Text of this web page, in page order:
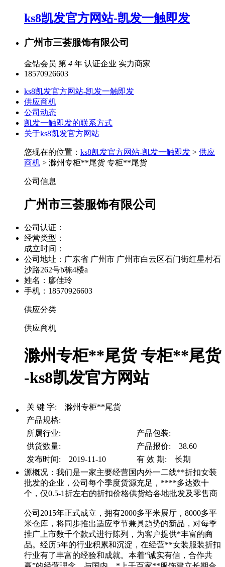
ks8凯发官方网站-凯发一触即发
广州市三荟服饰有限公司
金钻会员 第 4 年 认证企业 实力商家
18570926603
ks8凯发官方网站-凯发一触即发
供应商机
公司动态
凯发一触即发的联系方式
关于ks8凯发官方网站
您现在的位置： ks8凯发官方网站-凯发一触即发 > 供应
商机 > 滁州专柜**尾货 专柜**尾货
公司信息
广州市三荟服饰有限公司
公司认证：
经营类型：
成立时间：
公司地址： 广东省 广州市 广州市白云区石门街红星村石
沙路262号b栋4楼a
姓名：廖佳玲
手机：18570926603
供应分类
供应商机
滁州专柜**尾货 专柜**尾货
-ks8凯发官方网站
关 键 字: 滁州专柜**尾货
产品规格:
所属行业:
产品包装:
供货数量:
产品报价: 38.60
发布时间: 2019-11-10
有 效 期: 长期
源概况：我们是一家主要经营国内外一二线**折扣女装
批发的企业，公司每个季度货源充足，****多达数十
个，仅0.5-1折左右的折扣价格供货给各地批发及零售商
公司2015年正式成立，拥有2000多平米展厅，8000多平
米仓库，将同步推出适应季节兼具趋势的新品，对每季
推广上市数千个款式进行陈列，为客户提供*丰富的商
品。经历5年的行业积累和沉淀，在经营**女装服装折扣
行业有了丰富的经验和成就。本着“诚实有信，合作共